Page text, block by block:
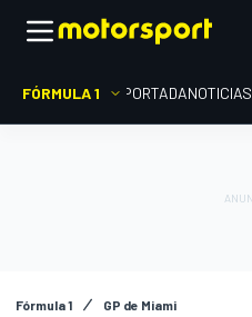
FÓRMULA 1 PORTADANOTICIAS
Fórmula 1 GP de Miami